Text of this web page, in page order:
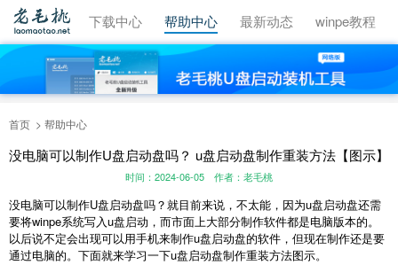
视频教程 下载中心 帮助中心 最新动态 winpe教程
首页 帮助中心
没电脑可以制作U盘启动盘吗？ u盘启动盘制作重装方法【图示】
时间：2024-06-05 作者：老毛桃
没电脑可以制作U盘启动盘吗？就目前来说，不太能，因为u盘启动盘还需
要将winpe系统写入u盘启动，而市面上大部分制作软件都是电脑版本的。
以后说不定会出现可以用手机来制作u盘启动盘的软件，但现在制作还是要
通过电脑的。下面就来学习一下u盘启动盘制作重装方法图示。